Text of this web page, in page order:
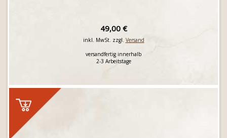
49,00 €
inkl. MwSt. zzgl. Versand
versandfertig innerhalb
2-3 Arbeitstage